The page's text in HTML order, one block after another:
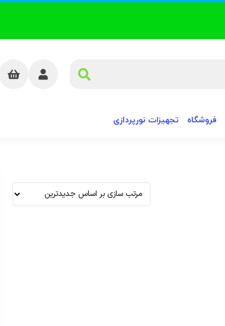
فروشگاه تجهیزات نورپردازی